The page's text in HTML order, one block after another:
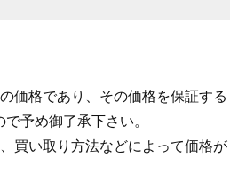
価格であり、その価格を保証する
予め御了承下さい。
買い取り方法などによって価格が